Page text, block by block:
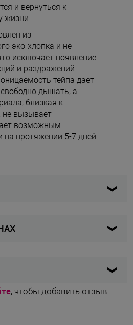
и вернуться к
жизни.
из
эко-хлопка и не
исключает появление
и раздражений.
тейпа дает
дышать, а
близкая к
не вызывает
возможным
на протяжении 5-7 дней.
BB Tape MAX бежевый
Кинезиотейп
, чтобы добавить отзыв.